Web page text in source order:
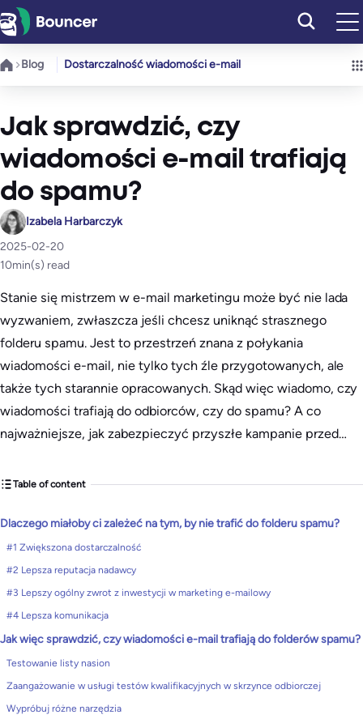
Przejdź
do
treści
Blog Dostarczalność wiadomości e-mail
Jak sprawdzić, czy
wiadomości e-mail trafiają
do spamu?
Izabela Harbarczyk
2025-02-20
10min(s) read
Stanie się mistrzem w e-mail marketingu może być nie lada
wyzwaniem, zwłaszcza jeśli chcesz uniknąć strasznego
folderu spamu. Jest to przestrzeń znana z połykania
wiadomości e-mail, nie tylko tych źle przygotowanych, ale
także tych starannie opracowanych. Skąd więc wiadomo, czy
wiadomości trafiają do odbiorców, czy do spamu? A co
najważniejsze, jak zabezpieczyć przyszłe kampanie przed…
Table of content
Dlaczego miałoby ci zależeć na tym, by nie trafić do folderu spamu?
#1 Zwiększona dostarczalność
#2 Lepsza reputacja nadawcy
#3 Lepszy ogólny zwrot z inwestycji w marketing e-mailowy
#4 Lepsza komunikacja
Jak więc sprawdzić, czy wiadomości e-mail trafiają do folderów spamu?
Testowanie listy nasion
Zaangażowanie w usługi testów kwalifikacyjnych w skrzynce odbiorczej
Wypróbuj różne narzędzia